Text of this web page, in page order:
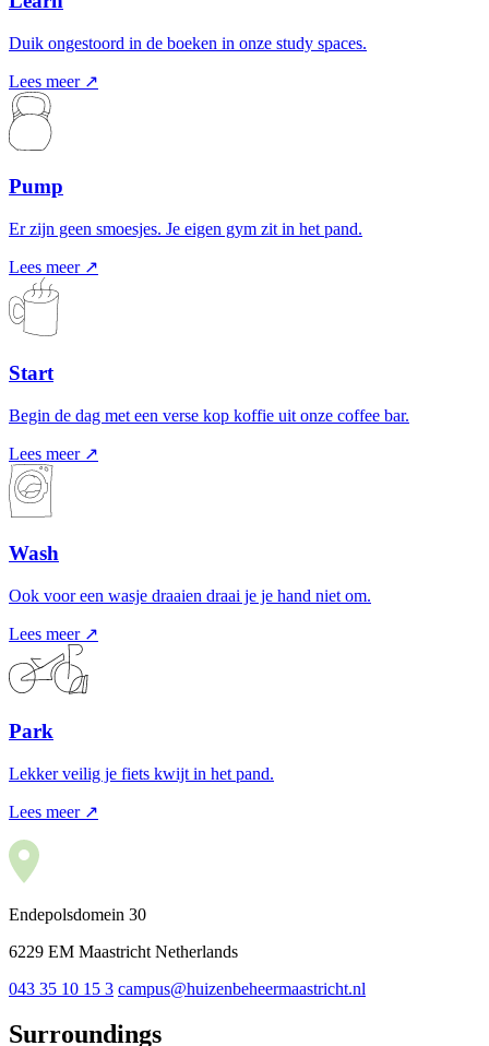
Duik ongestoord in de boeken in onze study spaces.
Lees meer ↗
Pump
Er zijn geen smoesjes. Je eigen gym zit in het pand.
Lees meer ↗
Start
Begin de dag met een verse kop koffie uit onze coffee bar.
Lees meer ↗
Wash
Ook voor een wasje draaien draai je je hand niet om.
Lees meer ↗
Park
Lekker veilig je fiets kwijt in het pand.
Lees meer ↗
Endepolsdomein 30
6229 EM Maastricht Netherlands
043 35 10 15 3 campus@huizenbeheermaastricht.nl
Surroundings